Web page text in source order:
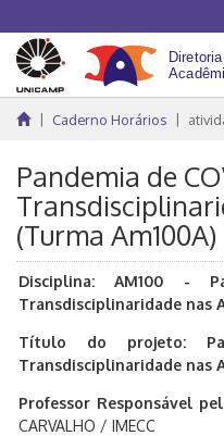
Caderno Horários
Pandemia de
(Turma Am100A)
Disciplina:AM100 -
Transdisciplinaridade nas
Título do projeto:
Transdisciplinaridade nas
Professor Responsável
CARVALHO / IMECC